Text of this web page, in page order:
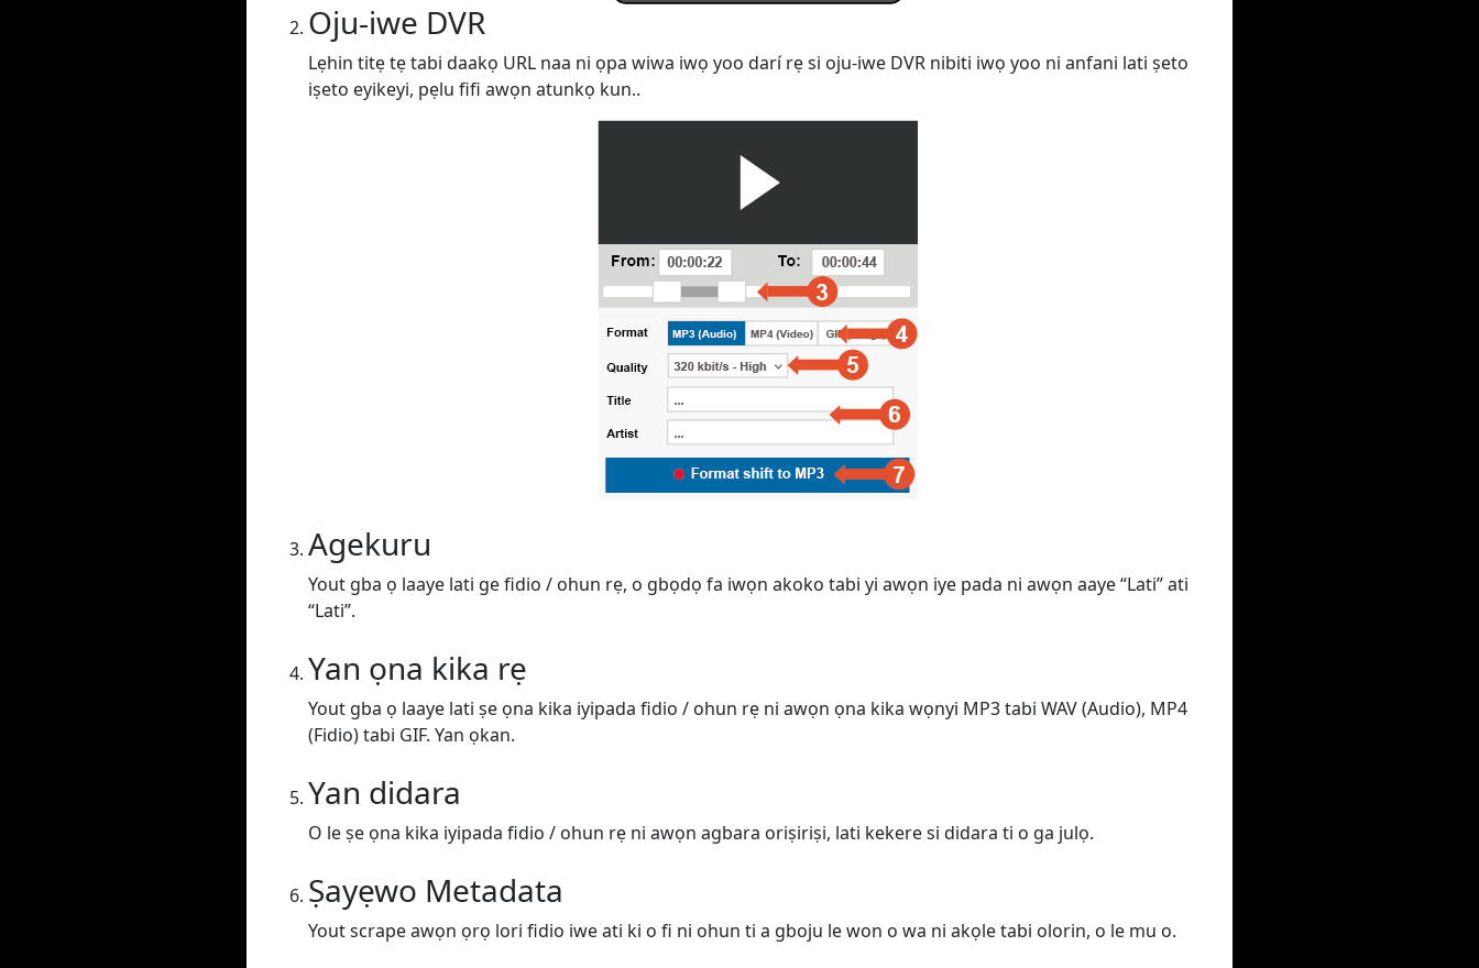
Oju-iwe DVR
Lẹhin titẹ tẹ tabi daakọ URL naa ni ọpa wiwa iwọ yoo darí rẹ si oju-iwe DVR nibiti iwọ yoo ni anfani lati ṣeto
iṣeto eyikeyi, pẹlu fifi awọn atunkọ kun..
Agekuru
Yout gba ọ laaye lati ge fidio / ohun rẹ, o gbọdọ fa iwọn akoko tabi yi awọn iye pada ni awọn aaye “Lati” ati
“Lati”.
Yan ọna kika rẹ
Yout gba ọ laaye lati ṣe ọna kika iyipada fidio / ohun rẹ ni awọn ọna kika wọnyi MP3 tabi WAV (Audio), MP4
(Fidio) tabi GIF. Yan ọkan.
Yan didara
O le ṣe ọna kika iyipada fidio / ohun rẹ ni awọn agbara oriṣiriṣi, lati kekere si didara ti o ga julọ.
Ṣayẹwo Metadata
Yout scrape awọn ọrọ lori fidio iwe ati ki o fi ni ohun ti a gboju le won o wa ni akọle tabi olorin, o le mu o.